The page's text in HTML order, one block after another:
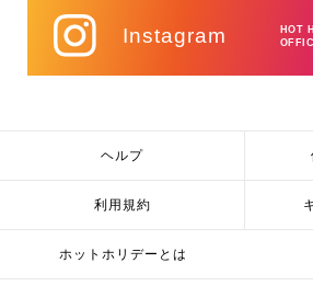
Instagram
HOT
ヘルプ
利用規約
ホットホリデーとは